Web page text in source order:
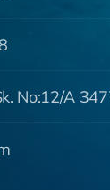
No:12/A